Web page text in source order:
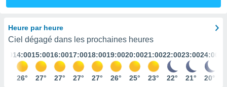
en
Heure par heure
Ciel dégagé dans les prochaines heures
14:00
26°
15:00
27°
16:00
27°
17:00
27°
18:00
27°
19:00
26°
20:00
25°
21:00
23°
22:00
22°
23:00
21°
24:00
20°